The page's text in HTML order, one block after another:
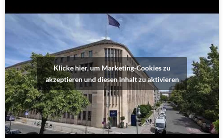
Klicke hier, um Marketing-Cookies zu
akzeptieren und diesen Inhalt zu aktivieren